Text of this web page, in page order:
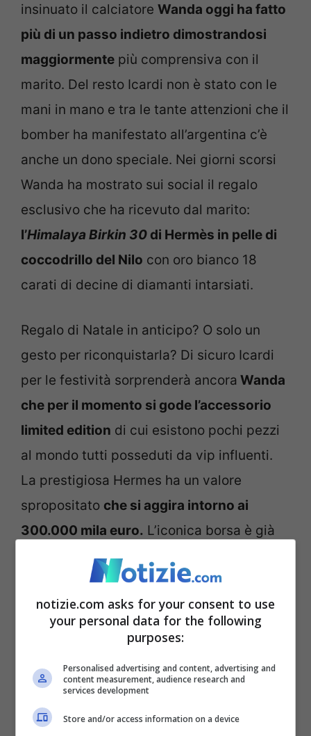
insinuato il calciatore Wanda oggi ha fatto
più di un passo indietro dimostrandosi
maggiormente più comprensiva con il
marito. Del resto Icardi non è stato con le
mani in mano e tra le tante attenzioni che il
bomber ha manifestato all’argentina c’è
anche un dono speciale. Nei giorni scorsi
Wanda ha mostrato sui social il regalo
esclusivo che ha ricevuto dal marito:
l’Himalaya Birkin 30 di Hermès in pelle di
coccodrillo del Nilo con oro bianco 18
carati di decine di diamanti intarsiati.
Regalo di Natale in anticipo? O solo un
gesto per riconquistarla? Di sicuro Icardi
per le festività sorprenderà ancora Wanda
che per il momento si gode l’accessorio
limited edition di cui esistono pochi pezzi
al mondo tutti posseduti da vip influenti.
La prestigiosa Hermes ha un valore
spropositato che si aggira intorno ai
300.000 mila euro. L’iconica borsa è già
un cult, alcuni modelli sono stati venduti
all’asta è anche per questo che la it girl
argentina non ha potuto fare a meno di
condividere tutto il suo entusiasmo
ultime settimane.
notizie.com asks for your consent to use
your personal data for the following
purposes:
Personalised advertising and content, advertising and
content measurement, audience research and
services development
Store and/or access information on a device